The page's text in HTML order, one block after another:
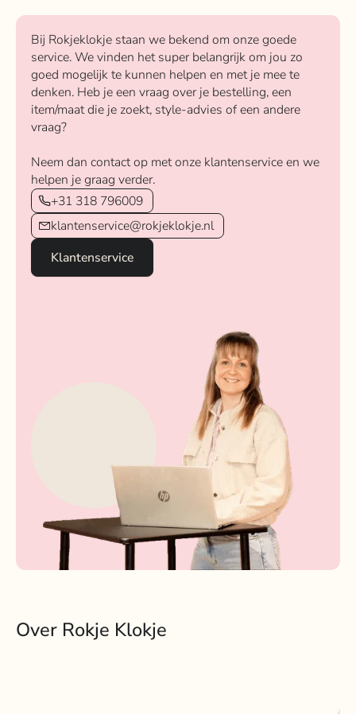
Bij Rokjeklokje staan we bekend om onze goede
service. We vinden het super belangrijk om jou zo
goed mogelijk te kunnen helpen en met je mee te
denken. Heb je een vraag over je bestelling, een
item/maat die je zoekt, style-advies of een andere
vraag?
Neem dan contact op met onze klantenservice en we
helpen je graag verder.
+31 318 796009
klantenservice@rokjeklokje.nl
Klantenservice
Over Rokje Klokje